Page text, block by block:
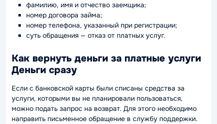
фамилию, имя и отчество заемщика;
номер договора займа;
номер телефона, указанный при регистрации;
суть обращения — отказ от платных услуг.
Как вернуть деньги за платные услуги
Деньги сразу
Если с банковской карты были списаны средства за
услуги, которыми вы не планировали пользоваться,
можно подать запрос на возврат. Для этого необходимо
направить письменное обращение в службу поддержки.